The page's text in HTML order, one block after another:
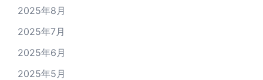
2025年8月
2025年7月
2025年6月
2025年5月